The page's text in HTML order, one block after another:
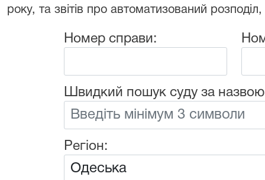
року, та звітів про автоматизований
Номер справи:
Швидкий пошук суду за
Регіон: